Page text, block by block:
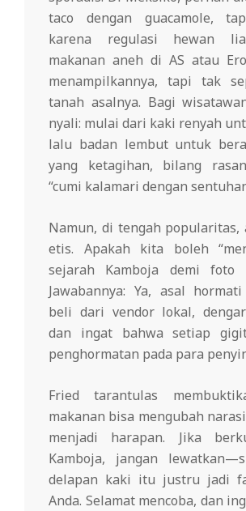
taco dengan guacamole,
karena regulasi hewan
makanan aneh di AS atau
menampilkannya, tapi tak
tanah asalnya. Bagi
nyali: mulai dari kaki renyah
lalu badan lembut untuk
yang ketagihan, bilang
“cumi kalamari dengan
Namun, di tengah popularitas,
etis. Apakah kita boleh
sejarah Kamboja demi foto
Jawabannya: Ya, asal
beli dari vendor lokal,
dan ingat bahwa setiap
penghormatan pada para
Fried tarantulas
makanan bisa mengubah
menjadi harapan. Jika
Kamboja, jangan
delapan kaki itu justru jadi
Anda. Selamat mencoba, dan